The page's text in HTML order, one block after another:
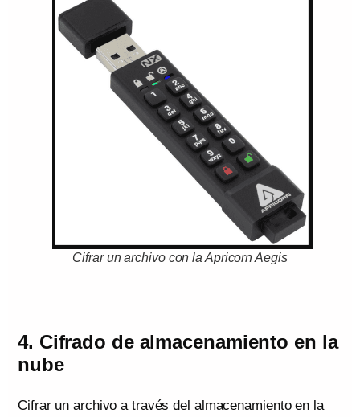
Cifrar un archivo con la Apricorn Aegis
4. Cifrado de almacenamiento en la
nube
Cifrar un archivo a través del almacenamiento en la